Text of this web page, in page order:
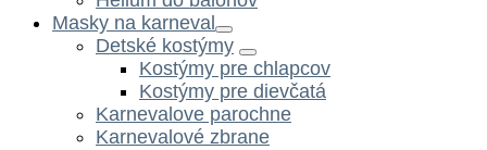
Masky na karneval
Detské kostýmy
Kostýmy pre chlapcov
Kostýmy pre dievčatá
Karnevalove parochne
Karnevalové zbrane